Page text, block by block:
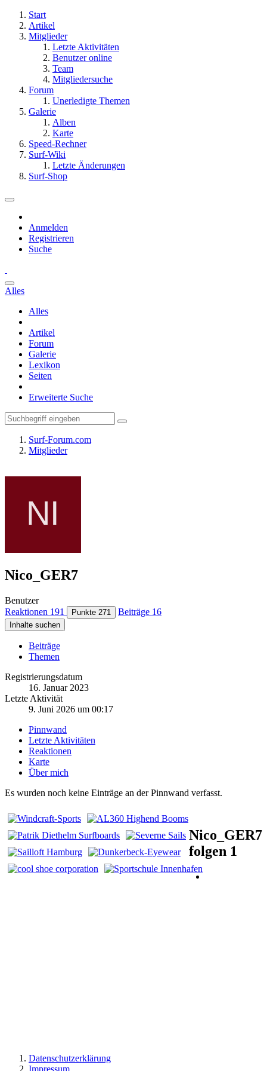
Start
Artikel
Mitglieder
Letzte Aktivitäten
Benutzer online
Team
Mitgliedersuche
Forum
Unerledigte Themen
Galerie
Alben
Karte
Speed-Rechner
Surf-Wiki
Letzte Änderungen
Surf-Shop
Anmelden
Registrieren
Suche
Alles
Alles
Artikel
Forum
Galerie
Lexikon
Seiten
Erweiterte Suche
Surf-Forum.com
Mitglieder
Nico_GER7
Benutzer
Reaktionen 191 Punkte 271 Beiträge 16
Inhalte suchen
Beiträge
Themen
Registrierungsdatum
16. Januar 2023
Letzte Aktivität
9. Juni 2026 um 00:17
Pinnwand
Letzte Aktivitäten
Reaktionen
Karte
Über mich
Es wurden noch keine Einträge an der Pinnwand verfasst.
Nico_GER7
folgen 1
Datenschutzerklärung
Impressum